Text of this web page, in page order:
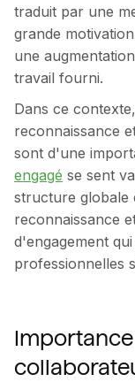
traduit par une
grande
une
travail fourni.
Dans ce
reconnaissance
sont d'une
engagé se sent
structure globale
reconnaissance
d'engagement
professionnelles